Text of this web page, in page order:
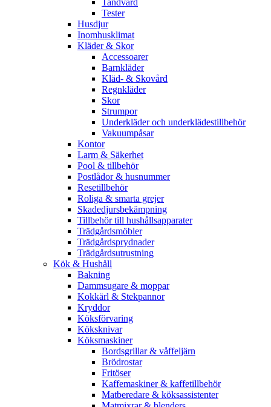
Tester
Husdjur
Inomhusklimat
Kläder & Skor
Accessoarer
Barnkläder
Kläd- & Skovård
Regnkläder
Skor
Strumpor
Underkläder och underklädestillbehör
Vakuumpåsar
Kontor
Larm & Säkerhet
Pool & tillbehör
Postlådor & husnummer
Resetillbehör
Roliga & smarta grejer
Skadedjursbekämpning
Tillbehör till hushållsapparater
Trädgårdsmöbler
Trädgårdsprydnader
Trädgårdsutrustning
Kök & Hushåll
Bakning
Dammsugare & moppar
Kokkärl & Stekpannor
Kryddor
Köksförvaring
Köksknivar
Köksmaskiner
Bordsgrillar & våffeljärn
Brödrostar
Fritöser
Kaffemaskiner & kaffetillbehör
Matberedare & köksassistenter